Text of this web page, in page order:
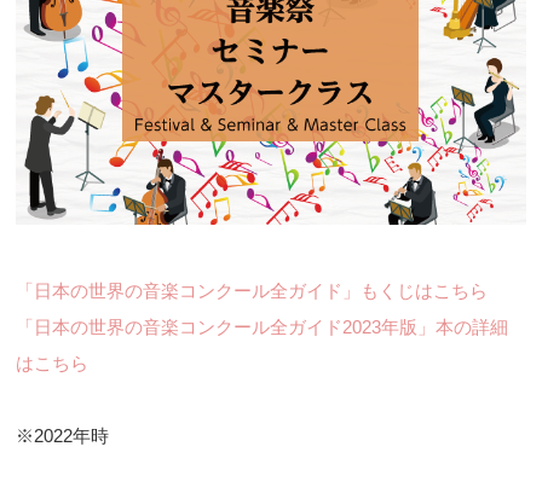
「日本の世界の音楽コンクール全ガイド」もくじはこちら
「日本の世界の音楽コンクール全ガイド2023年版」本の詳細
はこちら
※2022年時